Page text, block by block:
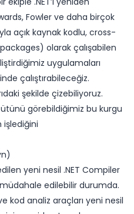
Fowler ve daha birçok
açık kaynak kodlu, cross-
olarak çalışabilen
uygulamaları
çalıştırabileceğiz.
şekilde çizebiliyoruz.
görebildiğimiz bu kurgu
işlediğini
yeni nesil .NET Compiler
edilebilir durumda.
kod analiz araçları yeni nesil